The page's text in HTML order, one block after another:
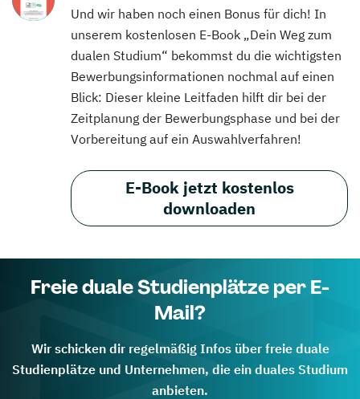
Und wir haben noch einen Bonus für dich! In
unserem kostenlosen E-Book „Dein Weg zum
dualen Studium“ bekommst du die wichtigsten
Bewerbungsinformationen nochmal auf einen
Blick: Dieser kleine Leitfaden hilft dir bei der
Zeitplanung der Bewerbungsphase und bei der
Vorbereitung auf ein Auswahlverfahren!
E-Book jetzt kostenlos
downloaden
Freie duale Studienplätze per E-
Mail?
Wir schicken dir regelmäßig Infos über freie duale
Studienplätze und Unternehmen, die ein duales Studium
anbieten.